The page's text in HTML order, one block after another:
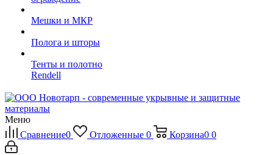
Мешки и МКР
Полога и шторы
Тенты и полотно
Rendell
Меню
Сравнение0 Отложенные 0 Корзина0 0